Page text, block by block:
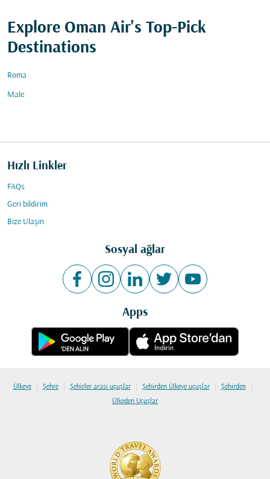
Explore Oman Air's Top-Pick
Destinations
Roma
Male
Hızlı Linkler
FAQs
Geri bildirim
Bize Ulaşın
Sosyal ağlar
Apps
Ülkeye | Şehre | Şehirler arası uçuşlar | Şehirden Ülkeye uçuşlar | Şehirden |
Ülkeden Uçuşlar